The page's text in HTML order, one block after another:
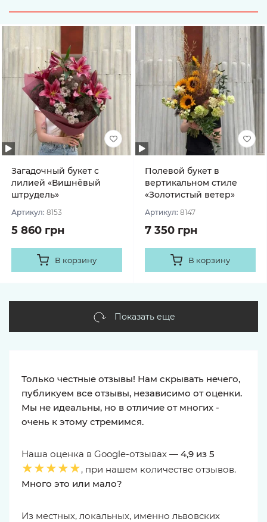
Загадочный букет с
лилией «Вишнёвый
штрудель»
Артикул: 8153
5 860 грн
В корзину
Полевой букет в
вертикальном стиле
«Золотистый ветер»
Артикул: 8147
7 350 грн
В корзину
Показать еще
Только честные отзывы! Нам скрывать нечего,
публикуем все отзывы, независимо от оценки.
Мы не идеальны, но в отличие от многих -
очень к этому стремимся.
Наша оценка в Google-отзывах — 4,9 из 5
★★★★★, при нашем количестве отзывов.
Много это или мало?
Из местных, локальных, именно львовских